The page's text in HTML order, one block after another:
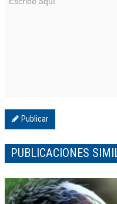
Publicar
PUBLICACIONES